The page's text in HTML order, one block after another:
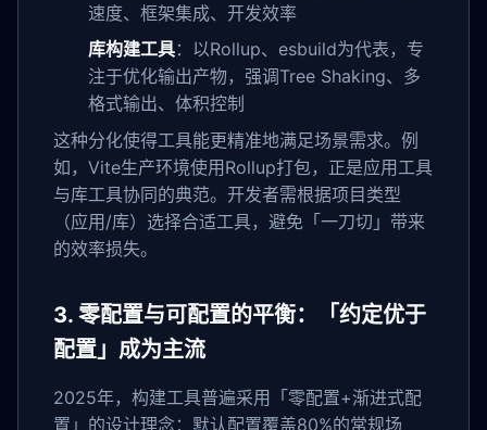
速度、框架集成、开发效率
库构建工具：以Rollup、esbuild为代表，专
注于优化输出产物，强调Tree Shaking、多
格式输出、体积控制
这种分化使得工具能更精准地满足场景需求。例
如，Vite生产环境使用Rollup打包，正是应用工具
与库工具协同的典范。开发者需根据项目类型
（应用/库）选择合适工具，避免「一刀切」带来
的效率损失。
3. 零配置与可配置的平衡：「约定优于
配置」成为主流
2025年，构建工具普遍采用「零配置+渐进式配
置」的设计理念：默认配置覆盖80%的常规场